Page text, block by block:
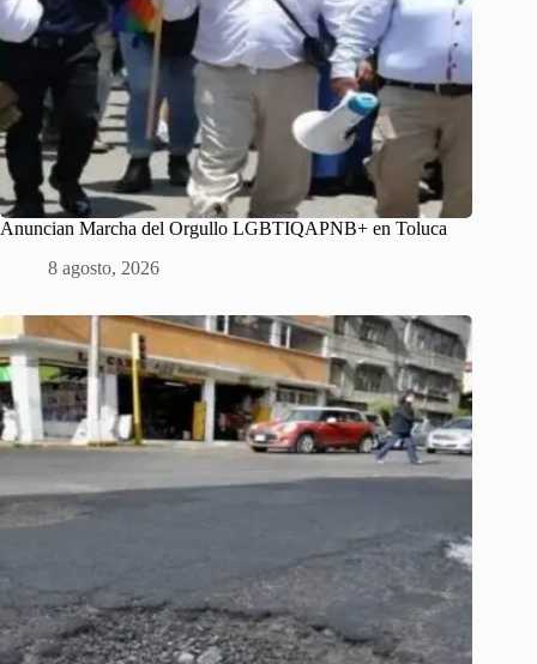
Anuncian Marcha del Orgullo LGBTIQAPNB+ en Toluca
8 agosto, 2026